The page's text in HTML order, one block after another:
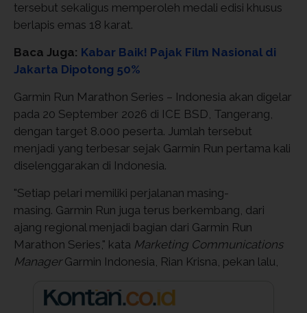
tersebut sekaligus memperoleh medali edisi khusus
berlapis emas 18 karat.
Baca Juga: Kabar Baik! Pajak Film Nasional di
Jakarta Dipotong 50%
Garmin Run Marathon Series – Indonesia akan digelar
pada 20 September 2026 di ICE BSD, Tangerang,
dengan target 8.000 peserta. Jumlah tersebut
menjadi yang terbesar sejak Garmin Run pertama kali
diselenggarakan di Indonesia.
"Setiap pelari memiliki perjalanan masing-
masing. Garmin Run juga terus berkembang, dari
ajang regional menjadi bagian dari Garmin Run
Marathon Series," kata Marketing Communications
ManagerGarmin Indonesia, Rian Krisna, pekan lalu,